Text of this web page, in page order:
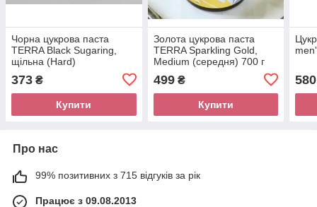
Чорна цукрова паста
TERRA Black Sugaring,
щільна (Hard)
373 ₴
Купити
Золота цукрова паста
TERRA Sparkling Gold,
Medium (середня) 700 г
499₴
Купити
580
Про нас
99% позитивних з 715 відгуків за рік
Працює з 09.08.2013